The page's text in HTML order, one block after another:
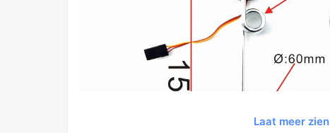
Laat meer zien